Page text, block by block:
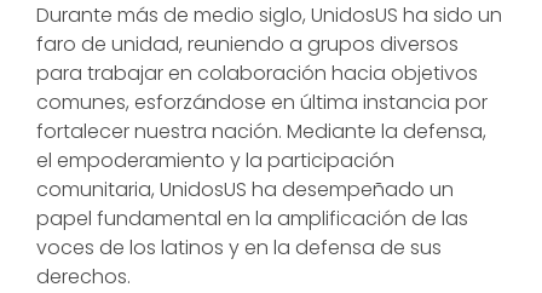
Durante más de medio siglo, UnidosUS ha sido un
faro de unidad, reuniendo a grupos diversos
para trabajar en colaboración hacia objetivos
comunes, esforzándose en última instancia por
fortalecer nuestra nación. Mediante la defensa,
el empoderamiento y la participación
comunitaria, UnidosUS ha desempeñado un
papel fundamental en la amplificación de las
voces de los latinos y en la defensa de sus
derechos.